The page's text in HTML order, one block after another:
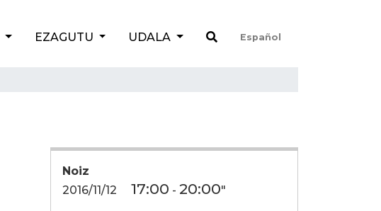
EZAGUTU UDALA Español
Noiz
2016/11/12
17:00 - 20:00"